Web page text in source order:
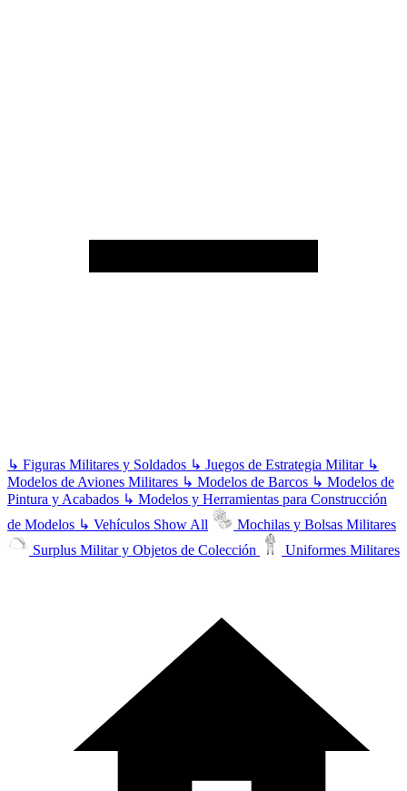
↳ Figuras Militares y Soldados ↳ Juegos de Estrategia Militar ↳
Modelos de Aviones Militares ↳ Modelos de Barcos ↳ Modelos de
Pintura y Acabados ↳ Modelos y Herramientas para Construcción
de Modelos ↳ Vehículos Show All
Mochilas y Bolsas Militares
Surplus Militar y Objetos de Colección
Uniformes Militares